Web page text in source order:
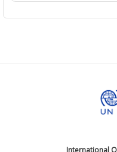
International